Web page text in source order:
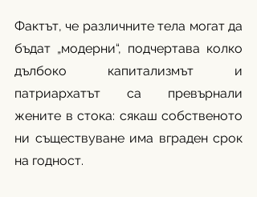
Фактът, че различните тела могат да
бъдат „модерни“, подчертава колко
дълбоко капитализмът и
патриархатът са превърнали
жените в стока: сякаш собственото
ни съществуване има вграден срок
на годност.